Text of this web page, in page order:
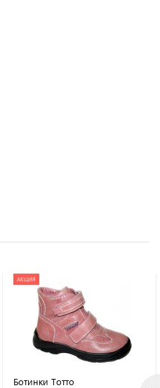
АКЦИЯ
Ботинки Тотто